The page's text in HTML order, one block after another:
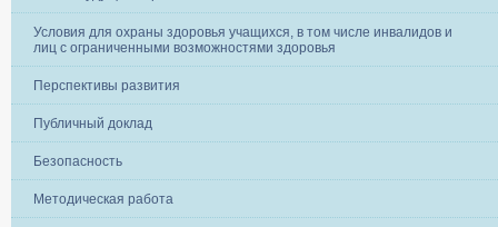
Условия для охраны здоровья учащихся, в том числе инвалидов и
лиц с ограниченными возможностями здоровья
Перспективы развития
Публичный доклад
Безопасность
Методическая работа